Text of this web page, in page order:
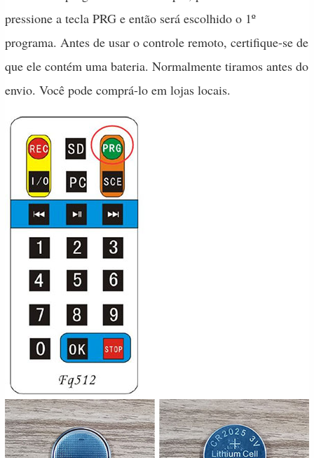
pressione a tecla PRG e então será escolhido o 1º
programa. Antes de usar o controle remoto, certifique-se de
que ele contém uma bateria. Normalmente tiramos antes do
envio. Você pode comprá-lo em lojas locais.